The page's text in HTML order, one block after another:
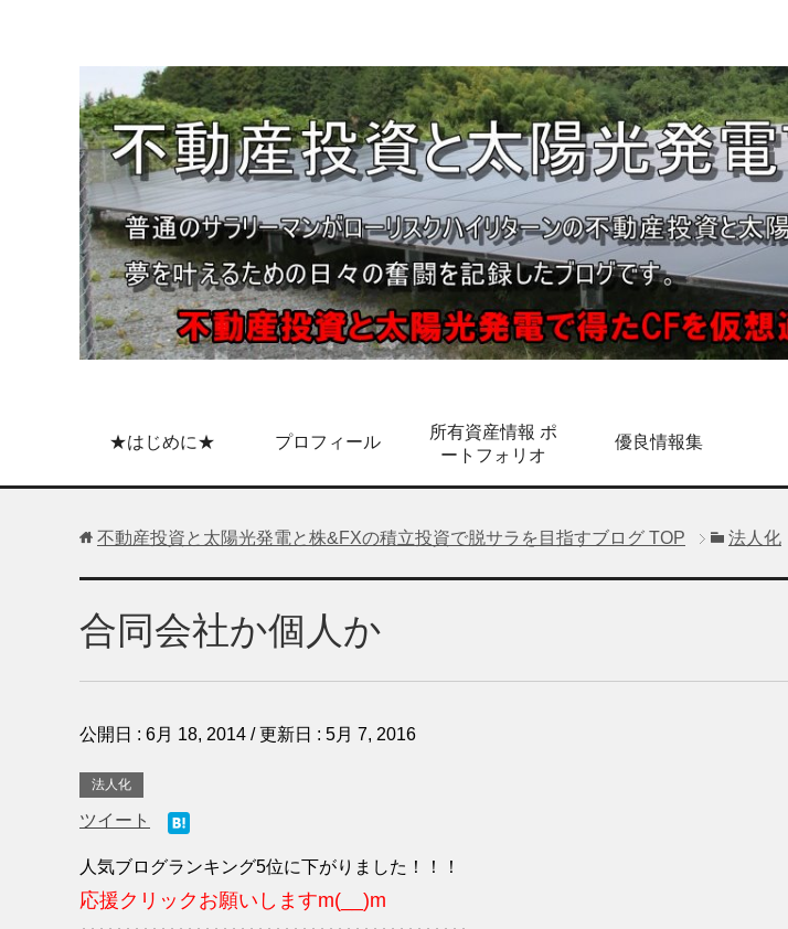
★はじめに★ プロフィール
所有資産情報 ポ
ートフォリオ
優良情報集
不動産投資と太陽光発電と株&FXの積立投資で脱サラを目指すブログ TOP 法人化
合同会社か個人か
公開日 : 6月 18, 2014 / 更新日 : 5月 7, 2016
法人化
ツイート
人気ブログランキング5位に下がりました！！！
応援クリックお願いしますm(__)m